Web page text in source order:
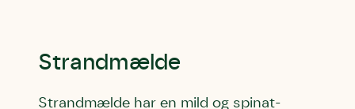
Strandmælde
Strandmælde har en mild og spinat-